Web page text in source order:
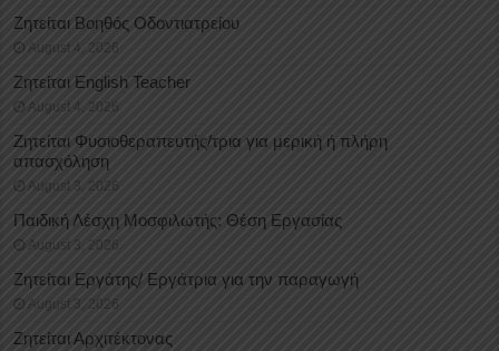
Ζητείται Βοηθός Οδοντιατρείου
August 4, 2026
Ζητείται English Teacher
August 4, 2026
Ζητείται Φυσιοθεραπευτής/τρια για μερική ή πλήρη
απασχόληση
August 3, 2026
Παιδική Λέσχη Μοσφιλωτής: Θέση Εργασίας
August 3, 2026
Ζητείται Εργάτης/ Εργάτρια για την παραγωγή
August 3, 2026
Ζητείται Αρχιτέκτονας